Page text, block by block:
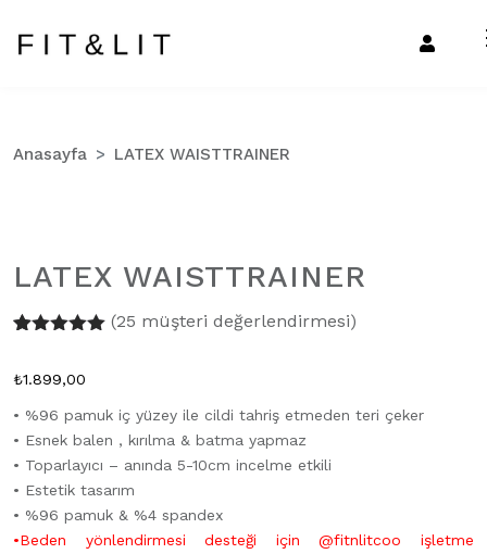
Anasayfa LATEX WAISTTRAINER
LATEX WAISTTRAINER
dayanarak 5
4.96puan
aldı
(25 müşteri değerlendirmesi)
₺1.899,00
• %96 pamuk iç yüzey ile cildi tahriş etmeden teri çeker
• Esnek balen , kırılma & batma yapmaz
• Toparlayıcı – anında 5-10cm incelme etkili
• Estetik tasarım
• %96 pamuk & %4 spandex
•Beden yönlendirmesi desteği için @fitnlitcoo işletme